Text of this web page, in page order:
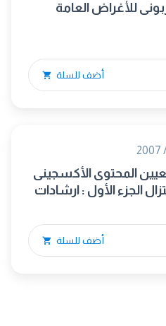
للأغراض العامة
أضف للسلة
المحتوى الأكسجينى
الجزء الأول : ارشادات
أضف للسلة